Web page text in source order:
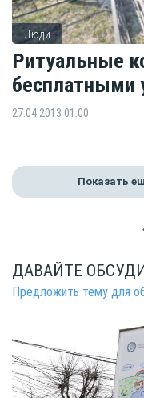
Люди
Ритуальные
бесплатными
27.04.2013 01:00
Показать
ДАВАЙТЕ
Предложить тему для